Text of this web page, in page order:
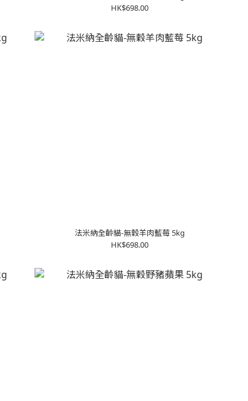
HK$698.00
法米納全齡貓-無穀羊肉藍莓 5kg
HK$698.00